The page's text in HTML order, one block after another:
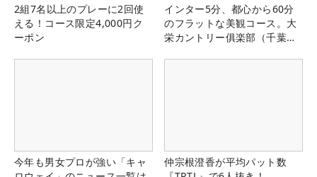
2組7名以上のプレーに2回使
える！コース限定4,000円ク
ーポン
インター5分、都心から60分
のフラットな美観コース。大
栄カントリー俱楽部（千葉
今年も男女プロが強い「キャ
仲宗根澄香が平均パット数